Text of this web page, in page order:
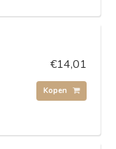
€14,01
Kopen